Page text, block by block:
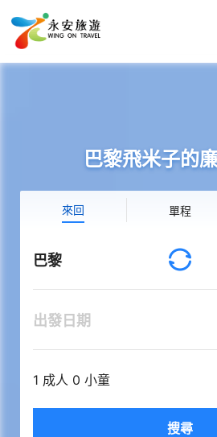
巴黎飛米子的
來回 單程
巴黎
出發日期
1 成人 0 小童
搜尋